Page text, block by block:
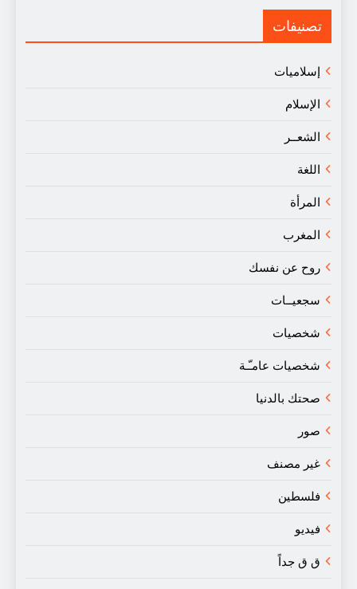
النقد
تصنيفات
إسلاميات
الإسلام
الشعــر
اللغة
المرأة
المغرب
روح عن نفسك
سجعيــات
شخصيات
شخصيات عامـّـة
صحتك بالدنيا
صور
غير مصنف
فلسطين
فيديو
ق ق جداً